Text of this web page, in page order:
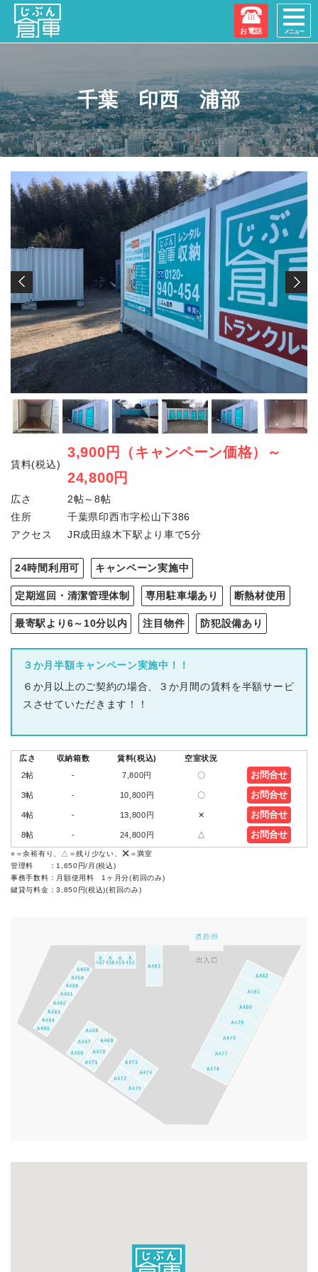
お電話 メニュー
千葉 印西 浦部
賃料(税込)
3,900円（キャンペーン価格）～
24,800円
広さ
2帖～8帖
住所
千葉県印西市字松山下386
アクセス
JR成田線木下駅より車で5分
24時間利用可 キャンペーン実施中
定期巡回・清潔管理体制 専用駐車場あり 断熱材使用
最寄駅より6～10分以内 注目物件 防犯設備あり
３か月半額キャンペーン実施中！！
６か月以上のご契約の場合、３か月間の賃料を半額サービ
スさせていただきます！！
広さ 収納箱数 賃料(税込)
空室状況
2帖
- 7,800円 〇 お問合せ
3帖 - 10,800円 〇 お問合せ
4帖 - 13,800円 ✕ お問合せ
8帖 - 24,800円 △ お問合せ
○＝余裕有り、△＝残り少ない、
＝満室
管理料 ：1,650円/月(税込)
事務手数料：月額使用料 1ヶ月分(初回のみ)
鍵貸与料金：3,850円(税込)(初回のみ)